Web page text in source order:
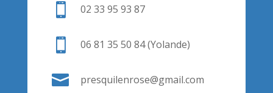
 02 33 95 93 87
 06 81 35 50 84 (Yolande)
 presquilenrose@gmail.com